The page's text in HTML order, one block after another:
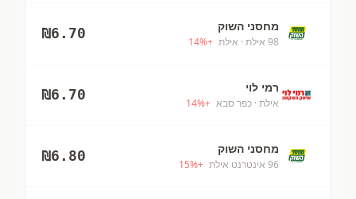
מחסני השוק
98 אילת · אילת +
14%
₪6.70
רמי לוי
אילת · כפר סבא +
14%
₪6.70
מחסני השוק
96 אינטרנט אילת +
15%
₪6.80